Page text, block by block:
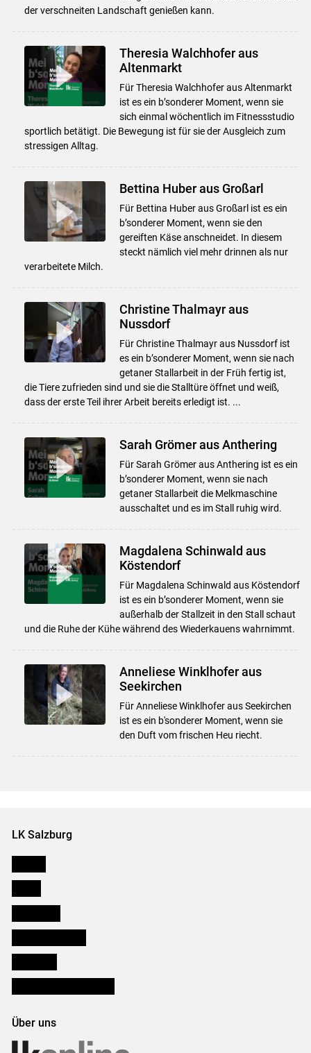
der verschneiten Landschaft genießen kann.
Theresia Walchhofer aus
Altenmarkt
Für Theresia Walchhofer aus Altenmarkt
ist es ein b’sonderer Moment, wenn sie
sich einmal wöchentlich im Fitnessstudio
sportlich betätigt. Die Bewegung ist für sie der Ausgleich zum
stressigen Alltag.
Bettina Huber aus Großarl
Für Bettina Huber aus Großarl ist es ein
b’sonderer Moment, wenn sie den
gereiften Käse anschneidet. In diesem
steckt nämlich viel mehr drinnen als nur
verarbeitete Milch.
Christine Thalmayr aus
Nussdorf
Für Christine Thalmayr aus Nussdorf ist
es ein b’sonderer Moment, wenn sie nach
getaner Stallarbeit in der Früh fertig ist,
die Tiere zufrieden sind und sie die Stalltüre öffnet und weiß,
dass der erste Teil ihrer Arbeit bereits erledigt ist. ...
Sarah Grömer aus Anthering
Für Sarah Grömer aus Anthering ist es ein
b’sonderer Moment, wenn sie nach
getaner Stallarbeit die Melkmaschine
ausschaltet und es im Stall ruhig wird.
Magdalena Schinwald aus
Köstendorf
Für Magdalena Schinwald aus Köstendorf
ist es ein b’sonderer Moment, wenn sie
außerhalb der Stallzeit in den Stall schaut
und die Ruhe der Kühe während des Wiederkauens wahrnimmt.
Anneliese Winklhofer aus
Seekirchen
Für Anneliese Winklhofer aus Seekirchen
ist es ein b'sonderer Moment, wenn sie
den Duft vom frischen Heu riecht.
LK Salzburg
Über uns